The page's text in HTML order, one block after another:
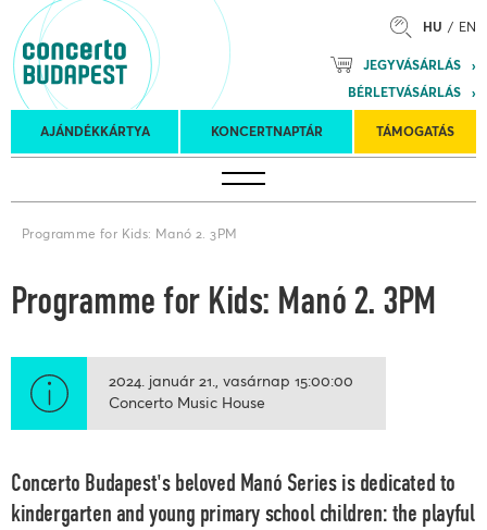
HU EN
JEGYVÁSÁRLÁS
BÉRLETVÁSÁRLÁS
AJÁNDÉKKÁRTYA KONCERTNAPTÁR TÁMOGATÁS
Koncertnaptár
turnék
Kulturális
Program
Felkéréses
koncertek
Programme for Kids: Manó 2. 3PM
Programme for Kids: Manó 2. 3PM
2024. január 21. vasárnap 15:00:00
Concerto Music House
Concerto Budapest's beloved Manó Series is dedicated to
kindergarten and young primary school children: the playful